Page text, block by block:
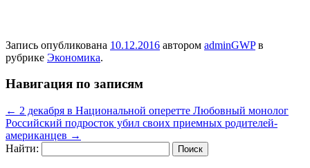
Запись опубликована 10.12.2016 автором adminGWPв
рубрике Экономика.
Навигация по записям
← 2 декабря в Национальной оперетте Любовный монолог
Российский подросток убил своих приемных родителей-
американцев →
Найти: